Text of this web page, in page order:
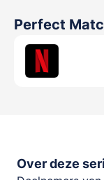
Perfect
Over deze